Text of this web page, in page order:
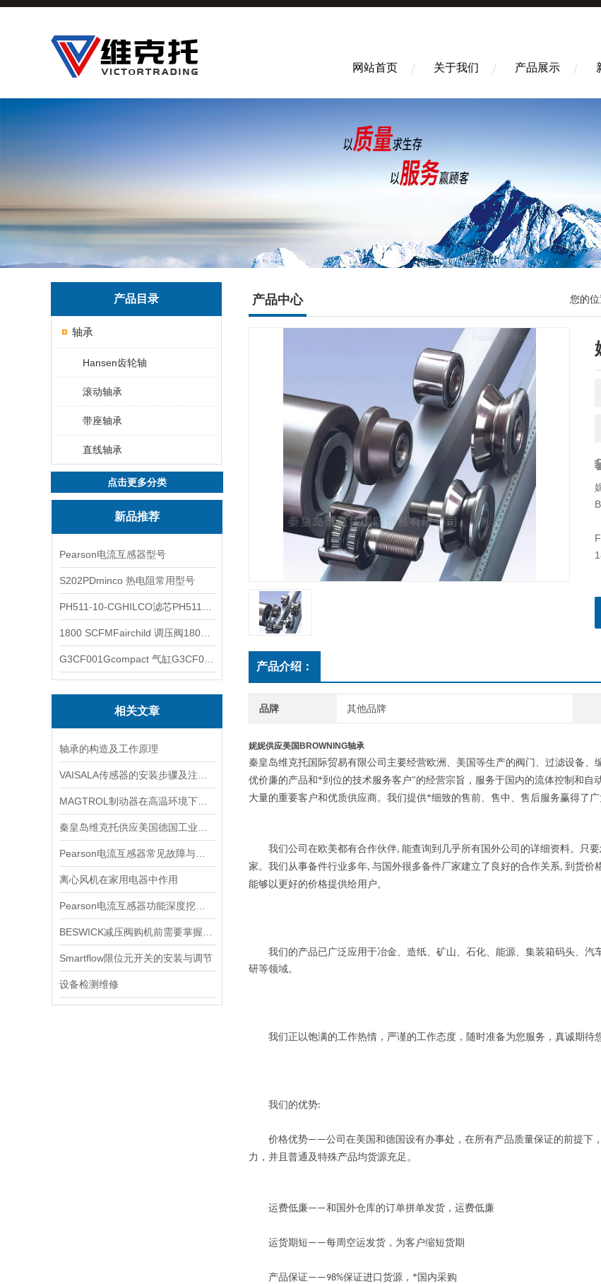
网站首页 关于我们 产品展示
产品目录
轴承
Hansen齿轮轴
滚动轴承
带座轴承
直线轴承
点击更多分类
新品推荐
Pearson电流互感器型号
S202PDminco 热电阻常用型号
相关文章
轴承的构造及工作原理
离心风机在家用电器中作用
Smartflow限位元开关的安装与调节
设备检测维修
产品中心 您的位
产品介绍：
品牌 其他品牌
妮妮供应美国BROWNING轴承
秦皇岛维克托国际贸易有限公司主要经营欧洲、美国等生产的阀门、过滤设备
优价廉的产品和*到位的技术服务客户"的经营宗旨，服务于国内的流体控制和自
大量的重要客户和优质供应商。我们提供*细致的售前、售中、售后服务赢得了广
我们公司在欧美都有合作伙伴, 能查询到几乎所有国外公司的详细资料。只
家。我们从事备件行业多年, 与国外很多备件厂家建立了良好的合作关系, 到货价
能够以更好的价格提供给用户。
我们的产品已广泛应用于冶金、造纸、矿山、石化、能源、集装箱码头、汽
研等领域。
我们正以饱满的工作热情，严谨的工作态度，随时准备为您服务，真诚期待您
我们的优势:
价格优势——公司在美国和德国设有办事处，在所有产品质量保证的前提
力，并且普通及特殊产品均货源充足。
运费低廉——和国外仓库的订单拼单发货，运费低廉
运货期短——每周空运发货，为客户缩短货期
产品保证——98%保证进口货源，*国内采购